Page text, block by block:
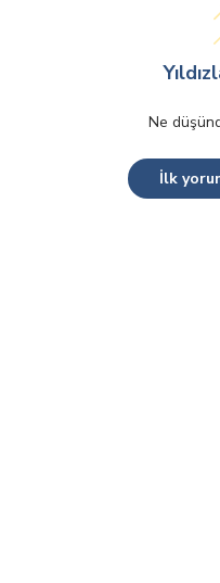
Ne
İlk